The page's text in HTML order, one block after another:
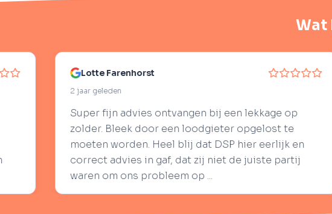
Wat
ontvangen bij een lekkage op
door een loodgieter opgelost te
Heel blij dat DSP hier eerlijk en
in gaf, dat zij niet de juiste partij
probleem op ...
Pieter Hoogland
Heb DSP de
klussen laten
leveren erg goed
goede prijs. Als
doen zal ik ze